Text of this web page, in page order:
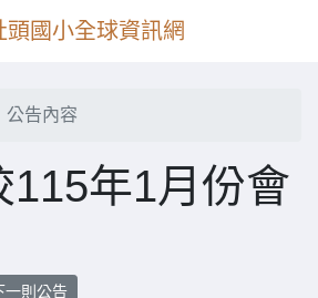
頭國小全球資訊網
公告內容
115年1月份會
一則公告